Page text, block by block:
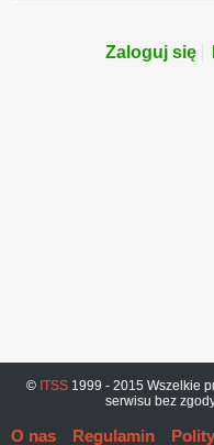
Zaloguj się
© ITSS 1999 - 2015 Wszelkie
serwisu bez
O nas Regulamin